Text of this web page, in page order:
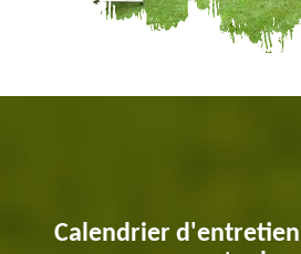
Calendrier